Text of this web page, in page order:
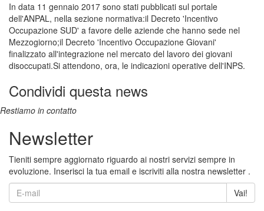
In data 11 gennaio 2017 sono stati pubblicati sul portale
dell'ANPAL, nella sezione normativa:il Decreto 'Incentivo
Occupazione SUD' a favore delle aziende che hanno sede nel
Mezzogiorno;il Decreto 'Incentivo Occupazione Giovani'
finalizzato all'integrazione nel mercato del lavoro dei giovani
disoccupati.Si attendono, ora, le indicazioni operative dell'INPS.
Condividi questa news
Restiamo in contatto
Newsletter
Tieniti sempre aggiornato riguardo ai nostri servizi sempre in
evoluzione. Inserisci la tua email e iscriviti alla nostra newsletter .
Vai!